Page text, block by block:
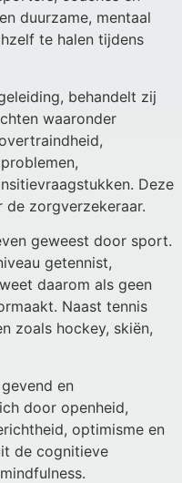
duurzame, mentaal
te halen tijdens
behandelt zij
waaronder
Deze
zorgverzekeraar.
geweest door sport.
getennist,
daarom als geen
Naast tennis
zoals hockey, skiën,
en
door openheid,
optimisme en
de cognitieve